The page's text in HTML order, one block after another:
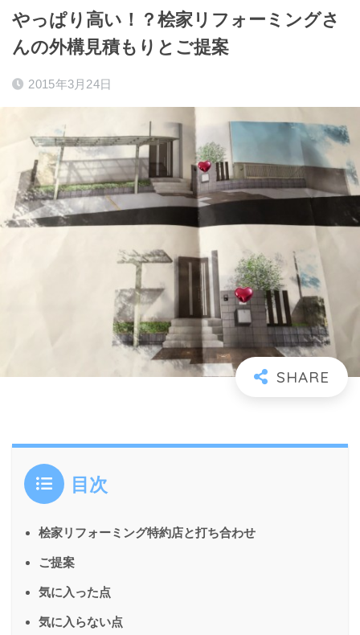
やっぱり高い！？桧家リフォーミングさ
んの外構見積もりとご提案
2015年3月24日
目次
桧家リフォーミング特約店と打ち合わせ
ご提案
気に入った点
気に入らない点